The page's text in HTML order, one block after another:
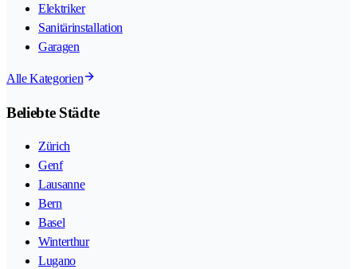
Elektriker
Sanitärinstallation
Garagen
Alle Kategorien
Beliebte Städte
Zürich
Genf
Lausanne
Bern
Basel
Winterthur
Lugano